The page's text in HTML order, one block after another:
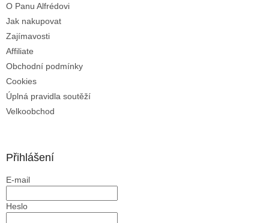
O Panu Alfrédovi
Jak nakupovat
Zajímavosti
Affiliate
Obchodní podmínky
Cookies
Úplná pravidla soutěží
Velkoobchod
Přihlášení
E-mail
Heslo